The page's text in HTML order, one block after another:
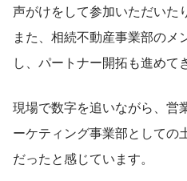
声がけをして参加いただいたり
また、相続不動産事業部のメ
し、パートナー開拓も進めて
現場で数字を追いながら、営
ーケティング事業部としての
だったと感じています。